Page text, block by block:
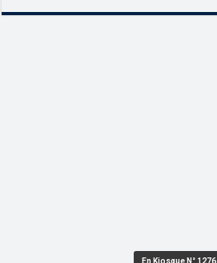
En Kiosque N° 1276